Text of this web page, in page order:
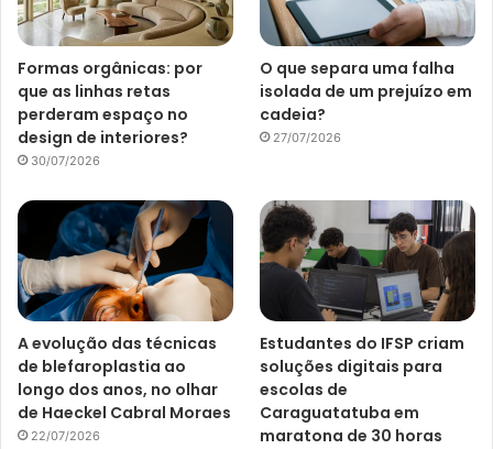
Formas orgânicas: por
que as linhas retas
perderam espaço no
design de interiores?
30/07/2026
O que separa uma falha
isolada de um prejuízo em
cadeia?
27/07/2026
A evolução das técnicas
de blefaroplastia ao
longo dos anos, no olhar
de Haeckel Cabral Moraes
22/07/2026
Estudantes do IFSP criam
soluções digitais para
escolas de
Caraguatatuba em
maratona de 30 horas